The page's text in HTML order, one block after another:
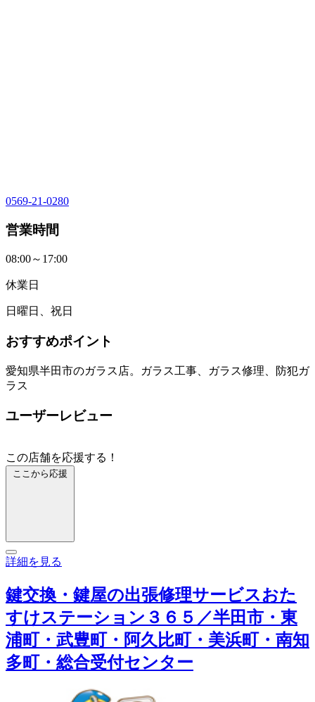
0569-21-0280
営業時間
08:00～17:00
休業日
日曜日、祝日
おすすめポイント
愛知県半田市のガラス店。ガラス工事、ガラス修理、防犯ガ
ラス
ユーザーレビュー
この店舗を応援する！
ここから応援
詳細を見る
鍵交換・鍵屋の出張修理サービスおた
すけステーション３６５／半田市・東
浦町・武豊町・阿久比町・美浜町・南知
多町・総合受付センター